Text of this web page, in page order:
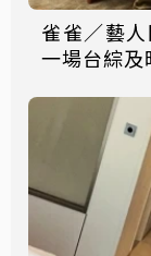
雀雀／藝
一場台綜及